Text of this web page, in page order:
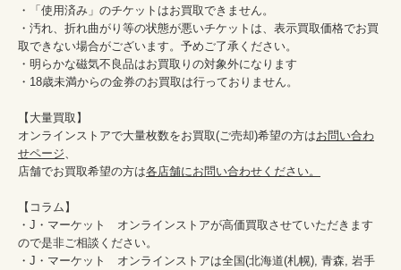
・「使用済み」のチケットはお買取できません。
・汚れ、折れ曲がり等の状態が悪いチケットは、表示買取価格でお買
取できない場合がございます。予めご了承ください。
・明らかな磁気不良品はお買取りの対象外になります
・18歳未満からの金券のお買取は行っておりません。
【大量買取】
オンラインストアで大量枚数をお買取(ご売却)希望の方はお問い合わ
せページ
店舗でお買取希望の方は各店舗にお問い合わせください。
【コラム】
・J・マーケット　オンラインストアが高価買取させていただきます
ので是非ご相談ください。
・J・マーケット　オンラインストアは全国(北海道(札幌), 青森, 岩手